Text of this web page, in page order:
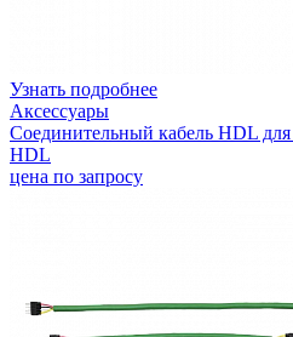
Узнать подробнее
Аксессуары
Соединительный кабель HDL
HDL
цена по запросу